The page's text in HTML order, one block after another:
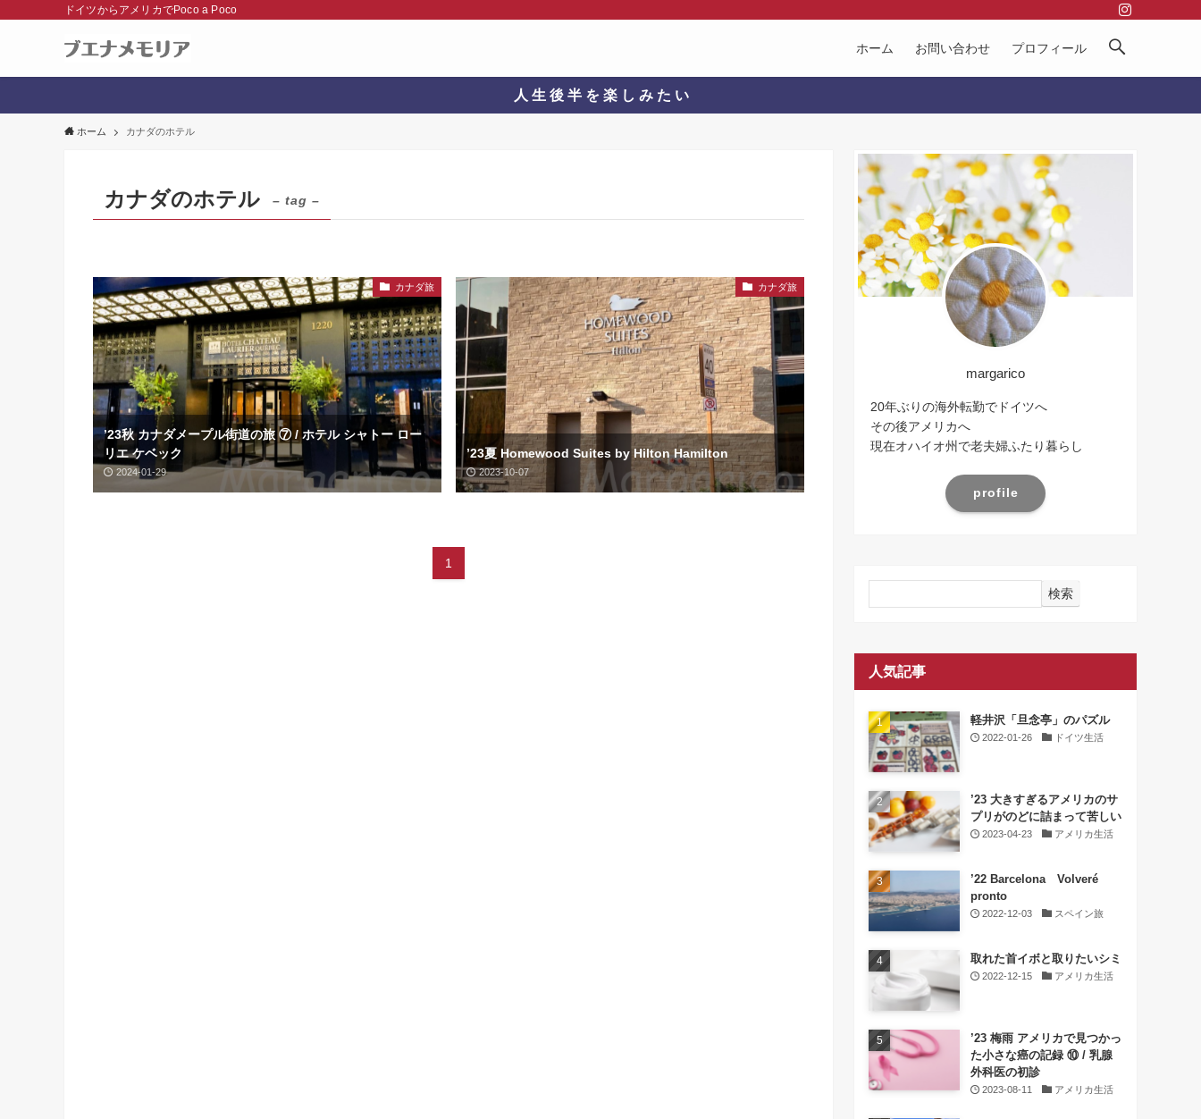
ドイツからアメリカでPoco a Poco
ホーム お問い合わせ プロフィール
人 生 後 半 を 楽 し み た い
ホーム カナダのホテル
カナダのホテル – tag –
カナダ旅
’23秋 カナダメープル街道の旅 ⑦ / ホテル シャトー ロー
リエ ケベック
2024-01-29
カナダ旅
’23夏 Homewood Suites by Hilton Hamilton
2023-10-07
1
margarico
20年ぶりの海外転勤でドイツへ
その後アメリカへ
現在オハイオ州で老夫婦ふたり暮らし
profile
検索
人気記事
軽井沢「旦念亭」のパズル
2022-01-26 ドイツ生活
’23 大きすぎるアメリカのサ
プリがのどに詰まって苦しい
2023-04-23 アメリカ生活
’22 Barcelona Volveré
pronto
2022-12-03 スペイン旅
取れた首イボと取りたいシミ
2022-12-15 アメリカ生活
’23 梅雨 アメリカで見つかっ
た小さな癌の記録 ⑩ / 乳腺
外科医の初診
2023-08-11 アメリカ生活